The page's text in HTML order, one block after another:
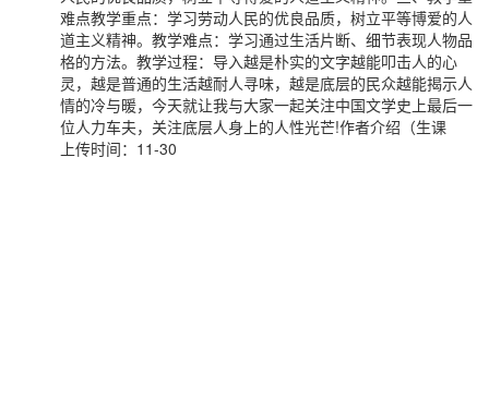
难点教学重点：学习劳动人民的优良品质，树立平等博爱的人
道主义精神。教学难点：学习通过生活片断、细节表现人物品
格的方法。教学过程：导入越是朴实的文字越能叩击人的心
灵，越是普通的生活越耐人寻味，越是底层的民众越能揭示人
情的冷与暖，今天就让我与大家一起关注中国文学史上最后一
位人力车夫，关注底层人身上的人性光芒!作者介绍（生课
上传时间：11-30